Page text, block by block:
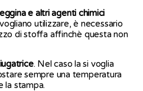
e altri agenti chimici
utilizzare, è necessario
di stoffa affinchè questa non
. Nel caso la si voglia
sempre una temperatura
la stampa.